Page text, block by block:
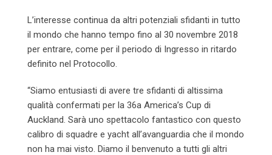
L’interesse continua da altri potenziali sfidanti in tutto
il mondo che hanno tempo fino al 30 novembre 2018
per entrare, come per il periodo di Ingresso in ritardo
definito nel Protocollo.
“Siamo entusiasti di avere tre sfidanti di altissima
qualità confermati per la 36a America’s Cup di
Auckland. Sarà uno spettacolo fantastico con questo
calibro di squadre e yacht all’avanguardia che il mondo
non ha mai visto. Diamo il benvenuto a tutti gli altri